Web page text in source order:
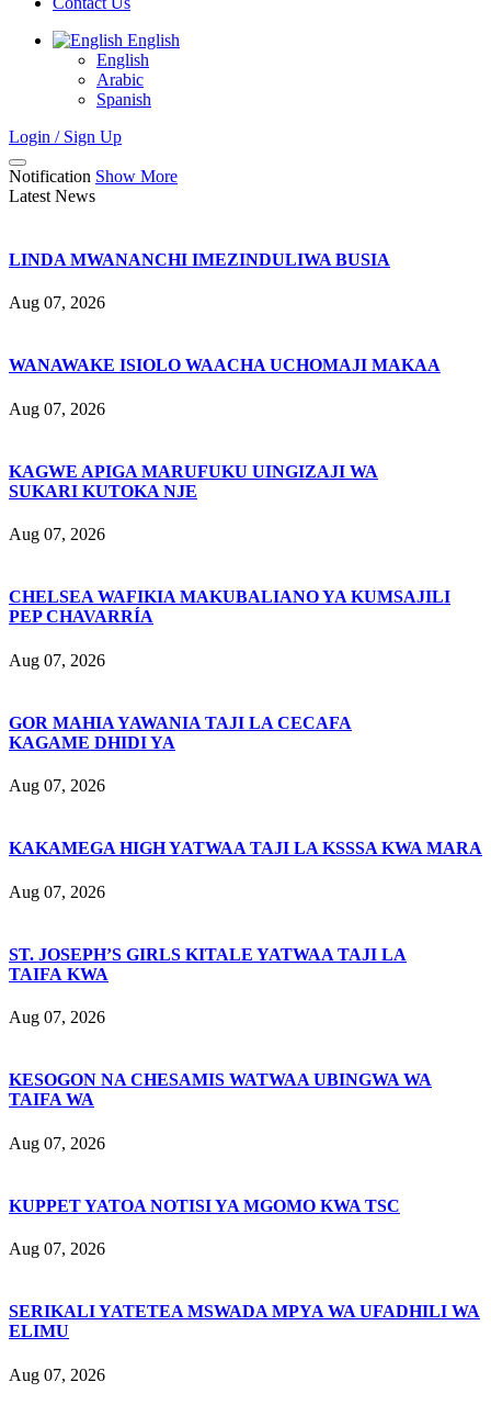
English
English
Arabic
Spanish
Login / Sign Up
Notification Show More
Latest News
LINDA MWANANCHI IMEZINDULIWA BUSIA
Aug 07, 2026
WANAWAKE ISIOLO WAACHA UCHOMAJI MAKAA
Aug 07, 2026
KAGWE APIGA MARUFUKU UINGIZAJI WA
SUKARI KUTOKA NJE
Aug 07, 2026
CHELSEA WAFIKIA MAKUBALIANO YA KUMSAJILI
PEP CHAVARRÍA
Aug 07, 2026
GOR MAHIA YAWANIA TAJI LA CECAFA
KAGAME DHIDI YA
Aug 07, 2026
KAKAMEGA HIGH YATWAA TAJI LA KSSSA KWA MARA
Aug 07, 2026
ST. JOSEPH’S GIRLS KITALE YATWAA TAJI LA
TAIFA KWA
Aug 07, 2026
KESOGON NA CHESAMIS WATWAA UBINGWA WA
TAIFA WA
Aug 07, 2026
KUPPET YATOA NOTISI YA MGOMO KWA TSC
Aug 07, 2026
SERIKALI YATETEA MSWADA MPYA WA UFADHILI WA
ELIMU
Aug 07, 2026